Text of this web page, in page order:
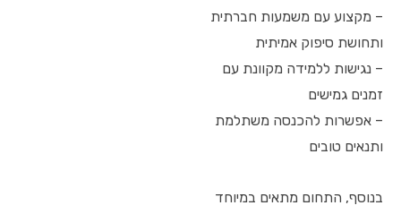
– מקצוע עם משמעות חברתית
ותחושת סיפוק אמיתית
– נגישות ללמידה מקוונת עם
זמנים גמישים
– אפשרות להכנסה משתלמת
ותנאים טובים
בנוסף, התחום מתאים במיוחד